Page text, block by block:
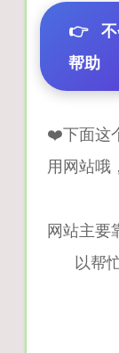
👉
帮助
❤️下面这
用网站哦
网站主要
以帮